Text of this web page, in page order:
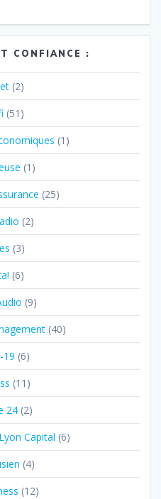
CONFIANCE :
(2)
(51)
(1)
(1)
(25)
(2)
(3)
(6)
(9)
(40)
19 (6)
(11)
24(2)
Capital (6)
(4)
(12)